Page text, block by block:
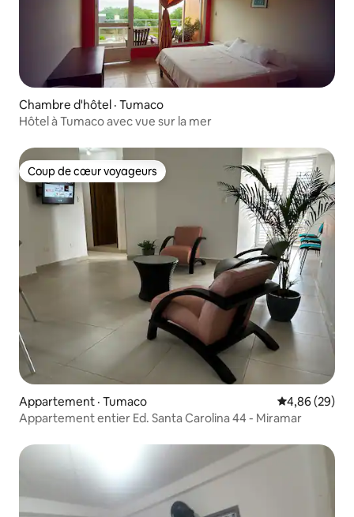
Chambre d'hôtel · Tumaco
Hôtel à Tumaco avec vue sur la mer
Coup de cœur voyageurs
Coup de cœur voyageurs
Appartement · Tumaco Note
4,86 (29)
Appartement entier Ed. Santa Carolina 44 - Miramar